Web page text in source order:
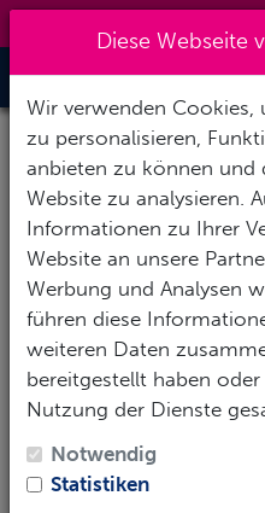
Diese Webseite
Wir verwenden Cookies,
zu personalisieren,
anbieten zu können und
Website zu analysieren.
Informationen zu Ihrer
Website an unsere
Werbung und Analysen
führen diese
weiteren Daten
bereitgestellt haben
Nutzung der Dienste
Notwendig
Statistiken